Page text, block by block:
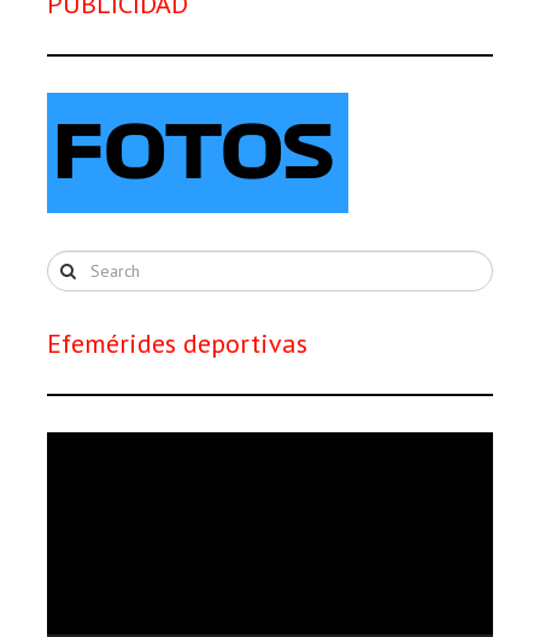
Efemérides deportivas